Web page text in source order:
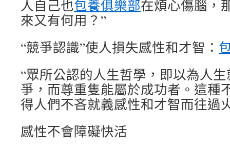
人自己也包養俱樂部在煩心傷腦，
來又有何用？”
“競爭認識”使人損失感性和才智：
“眾所公認的人生哲學，即以為人
爭，而尊重隻能屬於成功者。這種
得人們不吝就義感性和才智而往過
感性不會障礙快活